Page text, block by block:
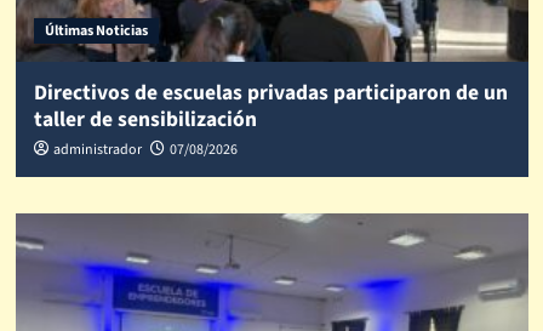
Últimas Noticias
Directivos de escuelas privadas participaron de un
taller de sensibilización
administrador 07/08/2026